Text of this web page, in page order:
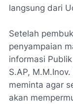
langsung dari
Setelah
penyampaian
informasi
S.AP,
meminta agar
akan